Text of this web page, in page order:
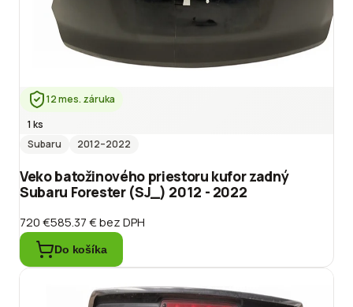
12 mes. záruka
1 ks
Subaru
2012–2022
Veko batožinového priestoru kufor zadný
Subaru Forester (SJ_) 2012 - 2022
720 €585.37 €bez DPH
Do košíka